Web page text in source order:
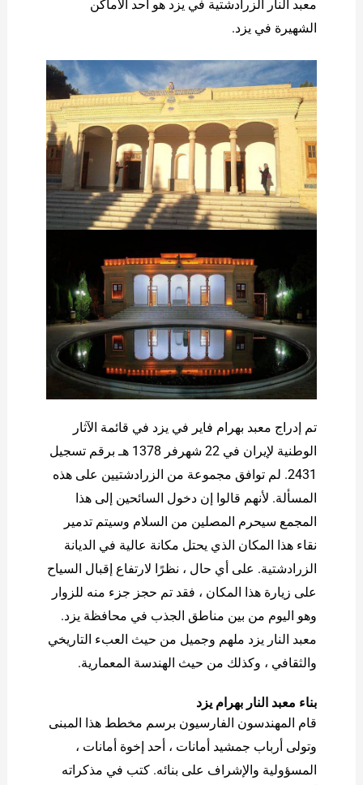
معبد النار الزرادشتية في يزد هو أحد الأماكن
الشهيرة في يزد.
تم إدراج معبد بهرام فاير في يزد في قائمة الآثار
الوطنية لإيران في 22 شهرفر 1378 هـ برقم تسجيل
2431. لم توافق مجموعة من الزرادشتيين على هذه
المسألة. لأنهم قالوا إن دخول السائحين إلى هذا
المجمع سيحرم المصلين من السلام وسيتم تدمير
نقاء هذا المكان الذي يحتل مكانة عالية في الديانة
الزرادشتية. على أي حال ، نظرًا لارتفاع إقبال السياح
على زيارة هذا المكان ، فقد تم حجز جزء منه للزوار
وهو اليوم من بين مناطق الجذب في محافظة يزد.
معبد النار يزد ملهم وجميل من حيث العبء التاريخي
والثقافي ، وكذلك من حيث الهندسة المعمارية.
بناء معبد النار بهرام يزد
قام المهندسون الفارسيون برسم مخطط هذا المبنى
وتولى أرباب جمشيد أمانات ، أحد إخوة أمانات ،
المسؤولية والإشراف على بنائه. كتب في مذكراته